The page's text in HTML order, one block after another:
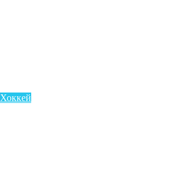
Хоккей